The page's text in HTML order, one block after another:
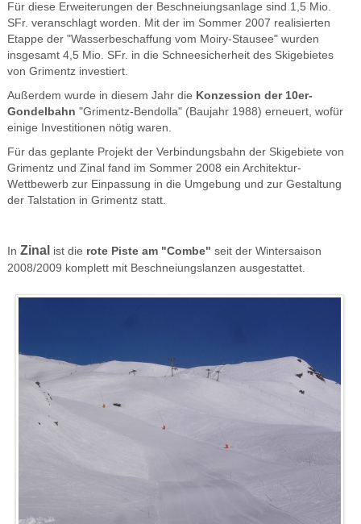
Für diese Erweiterungen der Beschneiungsanlage sind 1,5 Mio.
SFr. veranschlagt worden. Mit der im Sommer 2007 realisierten
Etappe der "Wasserbeschaffung vom Moiry-Stausee" wurden
insgesamt 4,5 Mio. SFr. in die Schneesicherheit des Skigebietes
von Grimentz investiert.
Außerdem wurde in diesem Jahr die Konzession der 10er-
Gondelbahn "Grimentz-Bendolla" (Baujahr 1988) erneuert, wofür
einige Investitionen nötig waren.
Für das geplante Projekt der Verbindungsbahn der Skigebiete von
Grimentz und Zinal fand im Sommer 2008 ein Architektur-
Wettbewerb zur Einpassung in die Umgebung und zur Gestaltung
der Talstation in Grimentz statt.
In Zinal ist die rote Piste am "Combe" seit der Wintersaison
2008/2009 komplett mit Beschneiungslanzen ausgestattet.